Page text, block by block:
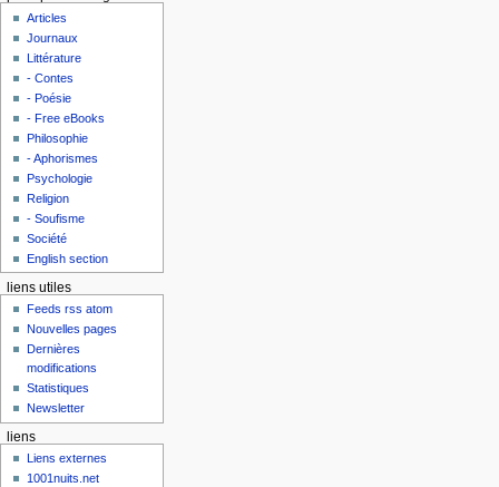
Articles
Journaux
Littérature
- Contes
- Poésie
- Free eBooks
Philosophie
- Aphorismes
Psychologie
Religion
- Soufisme
Société
English section
liens utiles
Feeds rss atom
Nouvelles pages
Dernières
modifications
Statistiques
Newsletter
liens
Liens externes
1001nuits.net